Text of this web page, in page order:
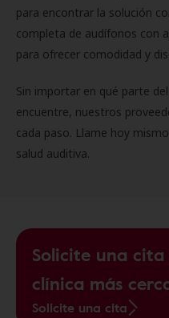
para encontrar la solución
completa de audífonos con
para ofrecer comodidad y
Sin importar en qué parte
encuentre, nuestros
cada paso. Llame hoy
salud auditiva.
Solicite una cita
clínica más
Solicite una cita